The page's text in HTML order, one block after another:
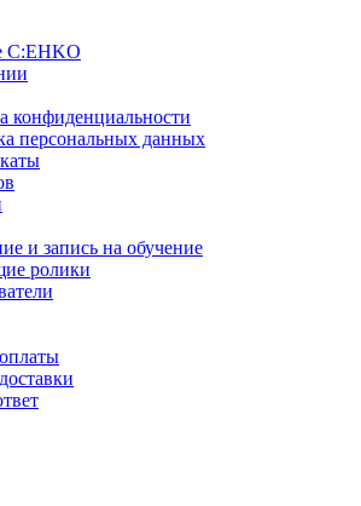
C:EHKO
конфиденциальности
персональных данных
и запись на обучение
ролики